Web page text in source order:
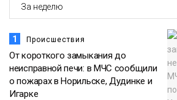
1 Происшествия
От короткого замыкания до
неисправной печи: в МЧС сообщили
о пожарах в Норильске, Дудинке и
Игарке